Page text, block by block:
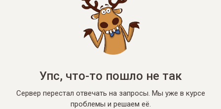
Упс, что-то пошло не так
Сервер перестал отвечать на запросы. Мы уже в курсе
проблемы и решаем её.